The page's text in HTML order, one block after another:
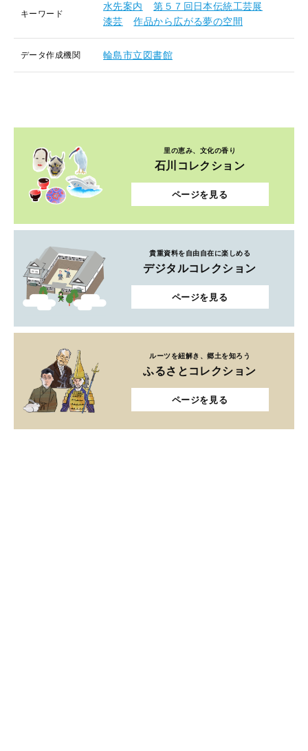
キーワード
水先案内
第５７回日本伝統工芸展
漆芸
作品から広がる夢の空間
データ作成機関 輪島市立図書館
里の恵み、文化の香り
石川コレクション
ページを見る
貴重資料を自由自在に楽しめる
デジタルコレクション
ページを見る
ルーツを紐解き、郷土を知ろう
ふるさとコレクション
ページを見る